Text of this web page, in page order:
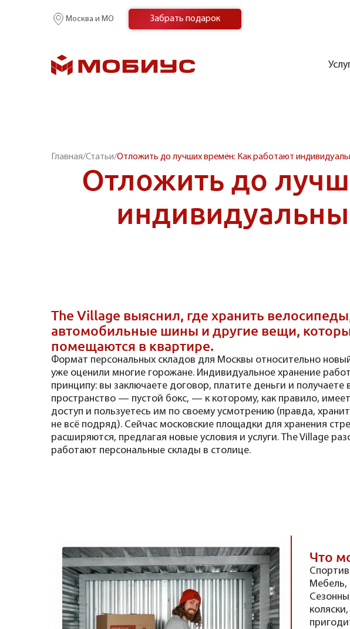
Москва и МО Забрать подарок
Главная/Статьи/Отложить до лучших времён: Как работают
Отложить до
The Village выяснил, где хранить
автомобильные шины и другие вещи,
помещаются в квартире.
Формат персональных складов для Москвы относительно
уже оценили многие горожане. Индивидуальное хранение
принципу: вы заключаете договор, платите деньги и получаете
пространство — пустой бокс, — к которому, как правило,
доступ и пользуетесь им по своему усмотрению (правда,
не всё подряд). Сейчас московские площадки для хранения
расширяются, предлагая новые условия и услуги. The Village
работают персональные склады в столице.
Что
Мебель,